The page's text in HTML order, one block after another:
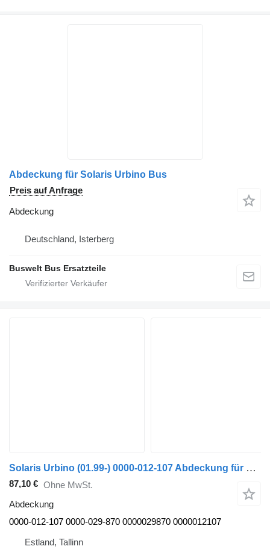
Abdeckung für Solaris Urbino Bus
Preis auf Anfrage
Abdeckung
Deutschland, Isterberg
Buswelt Bus Ersatzteile
Solaris Urbino (01.99-) 0000-012-107 Abdeckung für Solaris Urbino, Alpino, Vacanza (1999-) Bus
87,10 € Ohne MwSt.
Abdeckung
0000-012-107 0000-029-870 0000029870 0000012107
Estland, Tallinn